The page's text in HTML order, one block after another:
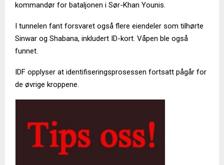
kommandør for bataljonen i Sør-Khan Younis.
I tunnelen fant forsvaret også flere eiendeler som tilhørte
Sinwar og Shabana, inkludert ID-kort. Våpen ble også
funnet.
IDF opplyser at identifiseringsprosessen fortsatt pågår for
de øvrige kroppene.